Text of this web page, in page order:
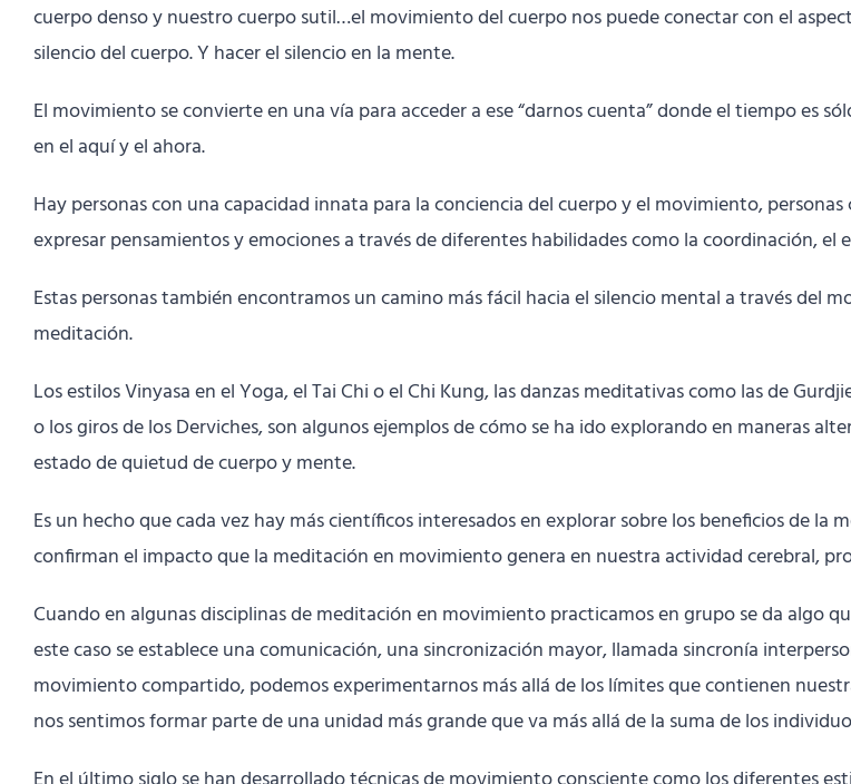
cuerpo denso y nuestro cuerpo sutil…el movimiento del cuerpo nos puede conectar con el
silencio del cuerpo. Y hacer el silencio en la mente.
El movimiento se convierte en una vía para acceder a ese “darnos cuenta” donde el tiempo es
en el aquí y el ahora.
Hay personas con una capacidad innata para la conciencia del cuerpo y el movimiento,
expresar pensamientos y emociones a través de diferentes habilidades como la coordinación, el
Estas personas también encontramos un camino más fácil hacia el silencio mental a través del
meditación.
Los estilos Vinyasa en el Yoga, el Tai Chi o el Chi Kung, las danzas meditativas como las de
o los giros de los Derviches, son algunos ejemplos de cómo se ha ido explorando en maneras
estado de quietud de cuerpo y mente.
Es un hecho que cada vez hay más científicos interesados en explorar sobre los beneficios de
confirman el impacto que la meditación en movimiento genera en nuestra actividad cerebral,
Cuando en algunas disciplinas de meditación en movimiento practicamos en grupo se da algo
este caso se establece una comunicación, una sincronización mayor, llamada sincronía
movimiento compartido, podemos experimentarnos más allá de los límites que contienen
nos sentimos formar parte de una unidad más grande que va más allá de la suma de los